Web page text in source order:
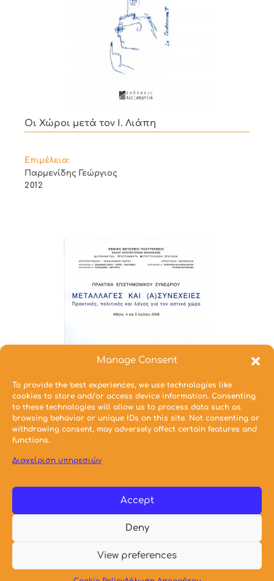
Manage Consent
To provide the best experiences, we use technologies like
cookies to store and/or access device information. Consenting
to these technologies will allow us to process data such as
browsing behavior or unique IDs on this site. Not consenting or
withdrawing consent, may adversely affect certain features and
functions.
Διαχείριση υπηρεσιών
Accept
Deny
View preferences
Οι Χώροι μετά τον Ι. Λιάπη
Επιμέλεια:
Παρμενίδης Γεώργιος
2012
Μεταλλαγές και (α)Συνέχειες: Πρακτικές,
πολιτικές και λόγος για τον αστικό χώρο
Επιμέλεια:
Παρμενίδης Γεώργιος